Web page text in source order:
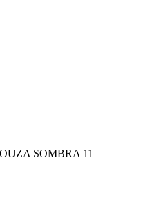
SOMBRA 11